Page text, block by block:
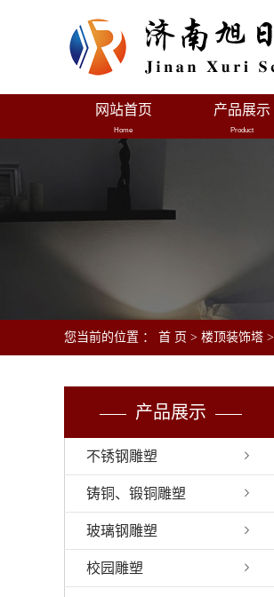
网站首页
Home
产品展示
Product
您当前的位置 ： 首 页 > 楼顶装饰塔 >
产品展示
不锈钢雕塑
铸铜、锻铜雕塑
玻璃钢雕塑
校园雕塑